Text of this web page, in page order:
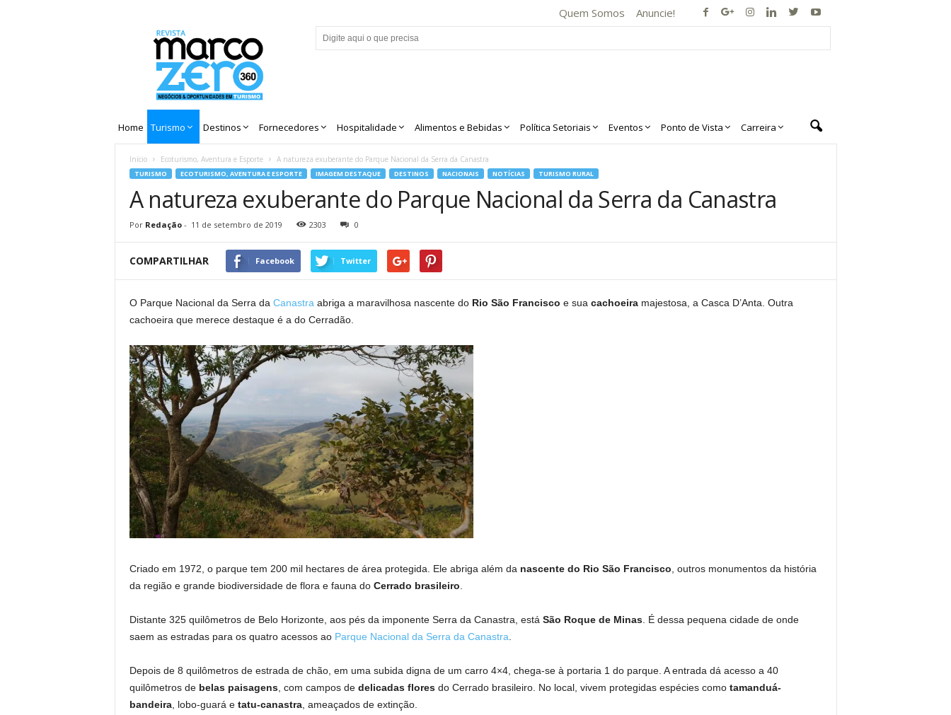
Quem Somos Anuncie!
Home Turismo Destinos Fornecedores Hospitalidade Alimentos e Bebidas Política Setoriais Eventos Ponto de Vista Carreira
Início Ecoturismo, Aventura e Esporte A natureza exuberante do Parque Nacional da Serra da Canastra
TURISMO ECOTURISMO, AVENTURA E ESPORTE IMAGEM DESTAQUE DESTINOS NACIONAIS NOTÍCIAS TURISMO RURAL
A natureza exuberante do Parque Nacional da Serra da Canastra
Por Redação- 11 de setembro de 2019 2303 0
COMPARTILHAR Facebook Twitter
O Parque Nacional da Serra da Canastra abriga a maravilhosa nascente do Rio São Francisco e sua cachoeiramajestosa, a Casca D’Anta. Outra
cachoeira que merece destaque é a do Cerradão.
Criado em 1972, o parque tem 200 mil hectares de área protegida. Ele abriga além da nascente do Rio São Francisco , outros monumentos da história
da região e grande biodiversidade de flora e fauna do Cerrado brasileiro
Distante 325 quilômetros de Belo Horizonte, aos pés da imponente Serra da Canastra, está São Roque de Minas. É dessa pequena cidade de onde
saem as estradas para os quatro acessos ao Parque Nacional da Serra da Canastra
Depois de 8 quilômetros de estrada de chão, em uma subida digna de um carro 4×4, chega-se à portaria 1 do parque. A entrada dá acesso a 40
quilômetros de belas paisagens, com campos de delicadas floresdo Cerrado brasileiro. No local, vivem protegidas espécies como tamanduá-
bandeira, lobo-guará e tatu-canastra, ameaçados de extinção.